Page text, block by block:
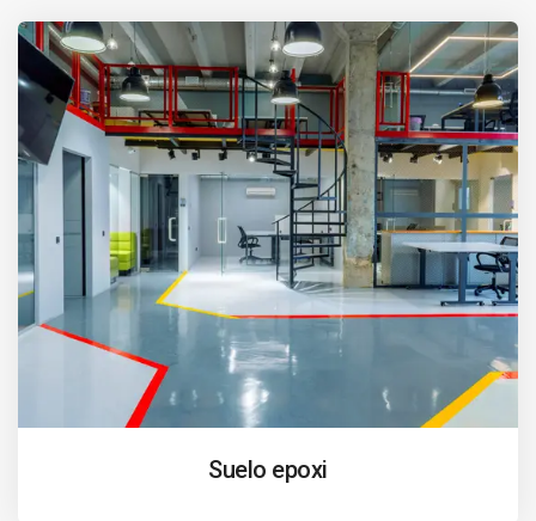
Suelo epoxi